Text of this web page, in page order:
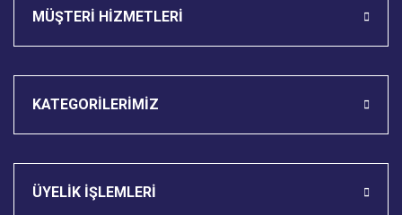
MÜŞTERİ HİZMETLERİ
KATEGORİLERİMİZ
ÜYELİK İŞLEMLERİ